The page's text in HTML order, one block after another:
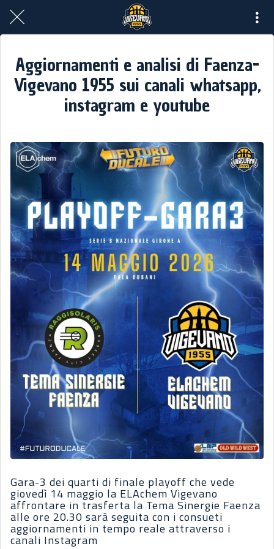
Aggiornamenti e analisi di Faenza-
Vigevano 1955 sui canali whatsapp,
instagram e youtube
Gara-3 dei quarti di finale playoff che vede
giovedì 14 maggio la ELAchem Vigevano
affrontare in trasferta la Tema Sinergie Faenza
alle ore 20.30 sarà seguita con i consueti
aggiornamenti in tempo reale attraverso i
canali Instagram